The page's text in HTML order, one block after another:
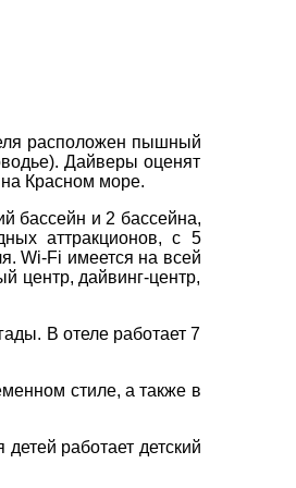
80
- 18:00
- 15:00
расположен пышный
Дайверы оценят
Красном море.
бассейн и 2 бассейна,
аттракционов, с 5
Wi-Fi имеется на всей
центр, дайвинг-центр,
В отеле работает 7
стиле, а также в
работает детский